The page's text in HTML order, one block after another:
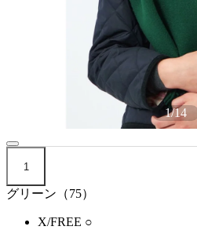
1/14
1
グリーン（75）
X/FREE ○